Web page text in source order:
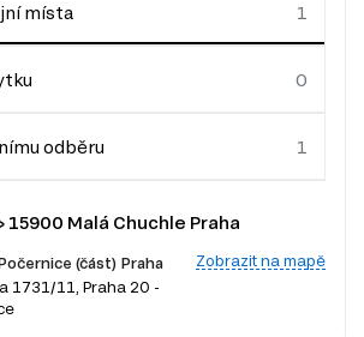
místa
odběru
15900 Malá Chuchle Praha
(část) Praha
1731/11, Praha 20 -
Zobrazit na mapě